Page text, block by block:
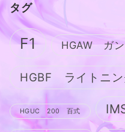
タグ
F1 HGAW ガン
HGBF ライトニン
HGUC 200 百式